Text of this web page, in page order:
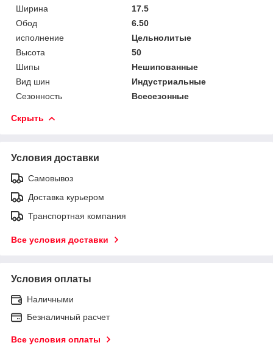
Ширина
17.5
Обод
6.50
исполнение
Цельнолитые
Высота
50
Шипы
Нешипованные
Вид шин
Индустриальные
Сезонность
Всесезонные
Скрыть
Условия доставки
Самовывоз
Доставка курьером
Транспортная компания
Все условия доставки
Условия оплаты
Наличными
Безналичный расчет
Все условия оплаты